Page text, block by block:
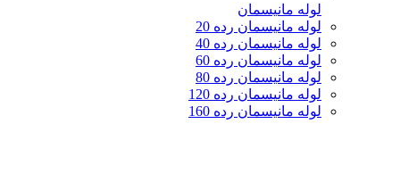
لوله مانیسمان
لوله مانیسمان رده 20
لوله مانیسمان رده 40
لوله مانیسمان رده 60
لوله مانیسمان رده 80
لوله مانیسمان رده 120
لوله مانیسمان رده 160